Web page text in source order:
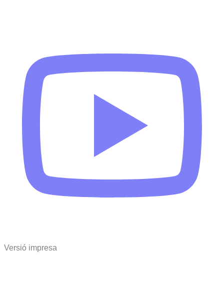
Versió impresa